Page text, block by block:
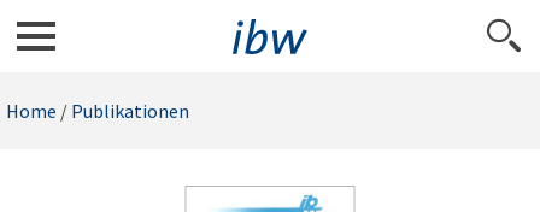
Home / Publikationen